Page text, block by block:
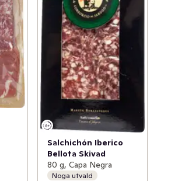
Salchichón Iberico
Bellota Skivad
80 g, Capa Negra
Noga utvald